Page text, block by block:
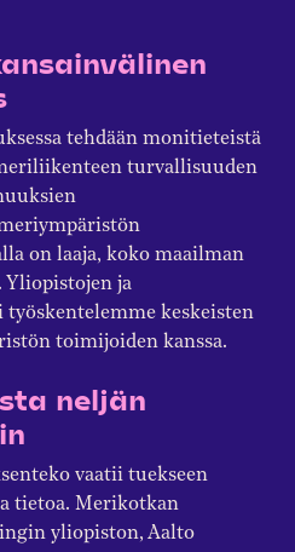
tehdään monitieteistä
turvallisuuden
on laaja, koko maailman
Yliopistojen ja
keskeisten
toimijoiden kanssa.
neljän
vaatii tuekseen
tietoa. Merikotkan
yliopiston, Aalto